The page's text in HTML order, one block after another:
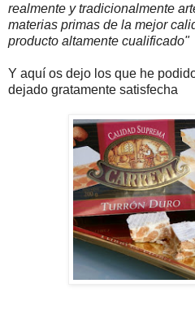
realmente y tradicionalmente
materias primas de la mejor
producto altamente cualificado"
Y aquí os dejo los que he
dejado gratamente satisfecha